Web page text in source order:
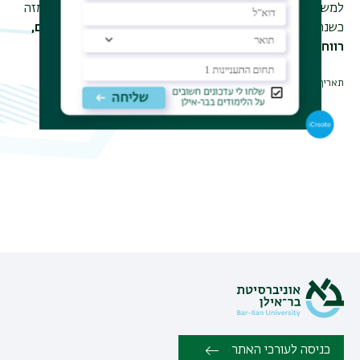
למשענת, כתף תומכת וכל מה שלא חשבתי שיהיה באקדמיה. מזה
כשנה
אני עובדת במגדל שוקי הון, אחראית על גיוס עובדים,
רווחה וכל מעגל העובד בחברה.
תאריך עדכון אחרון : 21/02/2024
כניסה לעורכי האתר